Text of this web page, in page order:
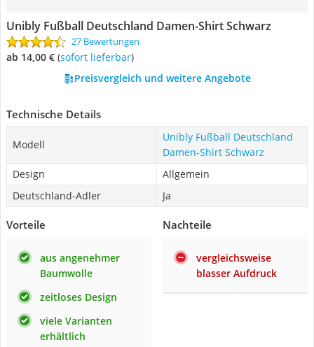
Unibly Fußball Deutschland Damen-Shirt Schwarz
27 Bewertungen
ab 14,00 € ( Sofort lieferbar)
Preisvergleich und weitere Angebote
Technische Details
Modell
Unibly Fußball Deutschland
Damen-Shirt Schwarz
Design
Allgemein
Deutschland-Adler
Ja
Vorteile
aus angenehmer
Baumwolle
zeitloses Design
viele Varianten
erhältlich
Nachteile
vergleichsweise
blasser Aufdruck